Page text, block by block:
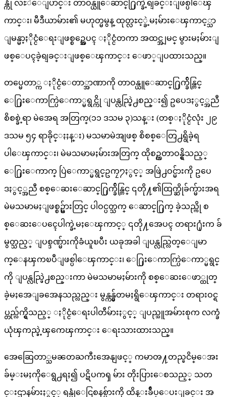
န္ကို လႊဲေျပာင္း တာဝန္ယူေဆာင္႐ြက္ခဲ့ရျခင္းျဖစ္ပါေၾ
ကာင္း၊ မီဒီယာမ်ား၏ မဟုတ္မမွန္ ထုတ္လႊင့္ခဲ့မႈမ်ားေၾကာင့္သာ
ျမန္မာ့ႏိုင္ငံေရးျဖစ္စဥ္အေပၚ ႏိုင္ငံတကာ အထင္အျမင္ မွားမႈမ်ားျ
ဖစ္ေပၚခဲ့ရျခင္းျဖစ္ေၾကာင္း ေဖာ္ျပထားသည္။
တပ္မေတာ္က ႏိုင္ငံေတာ္အာဏာကို တာဝန္ယူေဆာင္႐ြက္ခ်ိန္တြင္
ေ႐ြးေကာက္ပြဲေကာ္မရွင္ကို ျပန္လည္ဖြဲ႕စည္း၍ ဥပေဒႏွင့္အညီ
စိစစ္ခဲ့ရာ မဲအေရ အတြက္(၁၁ ဒသမ ၃)သန္း (တစ္ႏိုင္ငံလုံး ၂၉
ဒသမ ၅၄ ရာခိုင္ႏႈန္း) မသမာမဲအျဖစ္ စိစစ္ေတြ႕ရွိခဲ့ရ
ပါေၾကာင္း၊ မဲမသမာမႈမ်ားအတြက္ ထိုစဥ္ကတာဝန္ရွိသည့္
ေ႐ြးေကာက္ ပြဲေကာ္မရွင္ဥကၠ႒ႏွင့္ အဖြဲ႕ဝင္မ်ားကို ဥပေ
ဒႏွင့္အညီ စစ္ေဆးေဆာင္႐ြက္ခ်ိန္တြင္ ၎တို႔၏ထြက္ဆိုခ်က္မ်ားအရ
မဲမသမာမႈျဖစ္စဥ္မ်ားတြင္ ပါဝင္ပတ္သက္ ေဆာင္႐ြက္ ခဲ့သည္ကို စ
စ္ေဆးေပၚေပါက္ခဲ့မႈေၾကာင့္ ၎တို႔အေပၚ တရား႐ုံးက ခ်
မွတ္သည့္ ျပစ္ဒဏ္မ်ားကိုခံယူၿပီး ယခုအခါ ျပန္လည္လြတ္ေျမာ
က္ေနၾကၿပီျဖစ္ပါေၾကာင္း၊ ေ႐ြးေကာက္ပြဲေကာ္မရွင္
ကို ျပန္လည္ဖြဲ႕စည္းကာ မဲမသမာမႈမ်ားကို စစ္ေဆးေဖာ္ထုတ္
ခဲ့မႈအေျခအေနသည္လည္း မွန္ကန္မွ်တမႈရွိေၾကာင္း တရားဝင္ရ
ပ္တည္လ်က္ရွိသည့္ ႏိုင္ငံေရးပါတီမ်ားႏွင့္ ျပည္သူအမ်ားစုက လက္ခံ
ယုံၾကည္ခဲ့ၾကေၾကာင္း ေရးသားထားသည္။
အေဆြေတာ္သမၼတႀကီးအေနျဖင့္ ကမာၻ႔တည္ၿငိမ္ေအး
ခ်မ္းမႈကိုေရွ႕ရႈ၍ ပဋိပကၡ မ်ား တိုးပြားေစသည့္ သတ
င္းဌာနမ်ားႏွင့္ ရန္ပုံေငြစနစ္မ်ားကို ထိန္းခ်ဳပ္ေပးျခင္း အ